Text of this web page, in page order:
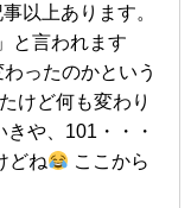
以上あります。
と言われます
ったのかという
けど何も変わり
や、101・・・
どね
ここから